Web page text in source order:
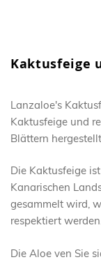
Kaktusfeige
Lanzaloe's
Kaktusfeige und
Blättern hergestellt.
Die Kaktusfeige
Kanarischen
gesammelt wird,
respektiert
Die Aloe ven Sie
Skip
beginning
of
the
gallery